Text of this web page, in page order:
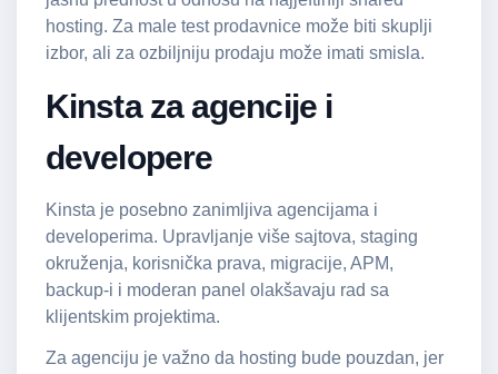
hosting. Za male test prodavnice može biti skuplji
izbor, ali za ozbiljniju prodaju može imati smisla.
Kinsta za agencije i
developere
Kinsta je posebno zanimljiva agencijama i
developerima. Upravljanje više sajtova, staging
okruženja, korisnička prava, migracije, APM,
backup-i i moderan panel olakšavaju rad sa
klijentskim projektima.
Za agenciju je važno da hosting bude pouzdan, jer